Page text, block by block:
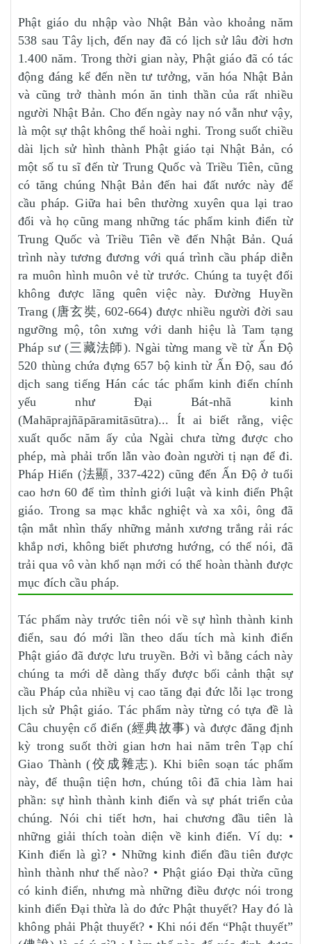
Phật giáo du nhập vào Nhật Bản vào khoảng năm
538 sau Tây lịch, đến nay đã có lịch sử lâu đời hơn
1.400 năm. Trong thời gian này, Phật giáo đã có tác
động đáng kể đến nền tư tưởng, văn hóa Nhật Bản
và cũng trở thành món ăn tinh thần của rất nhiều
người Nhật Bản. Cho đến ngày nay nó vẫn như vậy,
là một sự thật không thể hoài nghi. Trong suốt chiều
dài lịch sử hình thành Phật giáo tại Nhật Bản, có
một số tu sĩ đến từ Trung Quốc và Triều Tiên, cũng
có tăng chúng Nhật Bản đến hai đất nước này để
cầu pháp. Giữa hai bên thường xuyên qua lại trao
đổi và họ cũng mang những tác phẩm kinh điển từ
Trung Quốc và Triều Tiên về đến Nhật Bản. Quá
trình này tương đương với quá trình cầu pháp diễn
ra muôn hình muôn vẻ từ trước. Chúng ta tuyệt đối
không được lãng quên việc này. Đường Huyền
Trang (唐玄奘, 602-664) được nhiều người đời sau
ngưỡng mộ, tôn xưng với danh hiệu là Tam tạng
Pháp sư (三藏法師). Ngài từng mang về từ Ấn Độ
520 thùng chứa đựng 657 bộ kinh từ Ấn Độ, sau đó
dịch sang tiếng Hán các tác phẩm kinh điển chính
yếu như Đại Bát-nhã kinh
(Mahāprajñāpāramitāsūtra)... Ít ai biết rằng, việc
xuất quốc năm ấy của Ngài chưa từng được cho
phép, mà phải trốn lẫn vào đoàn người tị nạn để đi.
Pháp Hiển (法顯, 337-422) cũng đến Ấn Độ ở tuổi
cao hơn 60 để tìm thỉnh giới luật và kinh điển Phật
giáo. Trong sa mạc khắc nghiệt và xa xôi, ông đã
tận mắt nhìn thấy những mảnh xương trắng rải rác
khắp nơi, không biết phương hướng, có thể nói, đã
trải qua vô vàn khổ nạn mới có thể hoàn thành được
mục đích cầu pháp.
Tác phẩm này trước tiên nói về sự hình thành kinh
điển, sau đó mới lần theo dấu tích mà kinh điển
Phật giáo đã được lưu truyền. Bởi vì bằng cách này
chúng ta mới dễ dàng thấy được bối cảnh thật sự
cầu Pháp của nhiều vị cao tăng đại đức lỗi lạc trong
lịch sử Phật giáo. Tác phẩm này từng có tựa đề là
Câu chuyện cổ điển (經典故事) và được đăng định
kỳ trong suốt thời gian hơn hai năm trên Tạp chí
Giao Thành (佼成雜志). Khi biên soạn tác phẩm
này, để thuận tiện hơn, chúng tôi đã chia làm hai
phần: sự hình thành kinh điển và sự phát triển của
chúng. Nói chi tiết hơn, hai chương đầu tiên là
những giải thích toàn diện về kinh điển. Ví dụ: •
Kinh điển là gì? • Những kinh điển đầu tiên được
hình thành như thế nào? • Phật giáo Đại thừa cũng
có kinh điển, nhưng mà những điều được nói trong
kinh điển Đại thừa là do đức Phật thuyết? Hay đó là
không phải Phật thuyết? • Khi nói đến “Phật thuyết”